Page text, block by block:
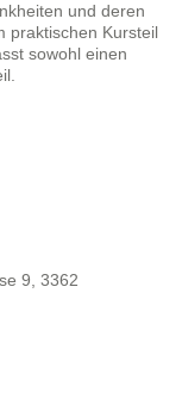
und deren
praktischen Kursteil
sowohl einen
9, 3362